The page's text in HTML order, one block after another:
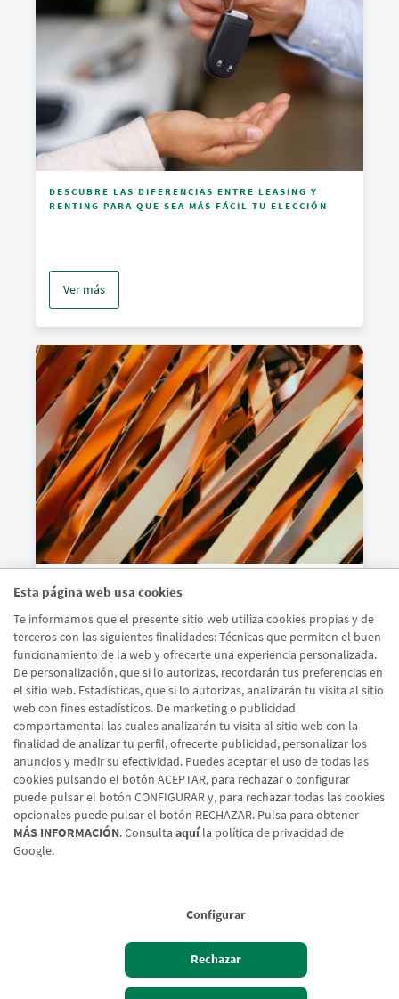
Esta página web usa cookies
Te informamos que el presente sitio web utiliza cookies propias y de
terceros con las siguientes finalidades: Técnicas que permiten el buen
funcionamiento de la web y ofrecerte una experiencia personalizada.
De personalización, que si lo autorizas, recordarán tus preferencias en
el sitio web. Estadísticas, que si lo autorizas, analizarán tu visita al sitio
web con fines estadísticos. De marketing o publicidad
comportamental las cuales analizarán tu visita al sitio web con la
finalidad de analizar tu perfil, ofrecerte publicidad, personalizar los
anuncios y medir su efectividad. Puedes aceptar el uso de todas las
cookies pulsando el botón ACEPTAR, para rechazar o configurar
puede pulsar el botón CONFIGURAR y, para rechazar todas las cookies
opcionales puede pulsar el botón RECHAZAR. Pulsa para obtener
MÁS INFORMACIÓN. Consulta aquíla política de privacidad de
Google.
Configurar
Rechazar
DESCUBRE LAS DIFERENCIAS ENTRE LEASING Y
RENTING PARA QUE SEA MÁS FÁCIL TU ELECCIÓN
Ver más
ASÍ INFLUYE EL PRECIO DE LAS MATERIAS PRIMAS
EN LOS NEGOCIOS
Ver más
Aviso legal